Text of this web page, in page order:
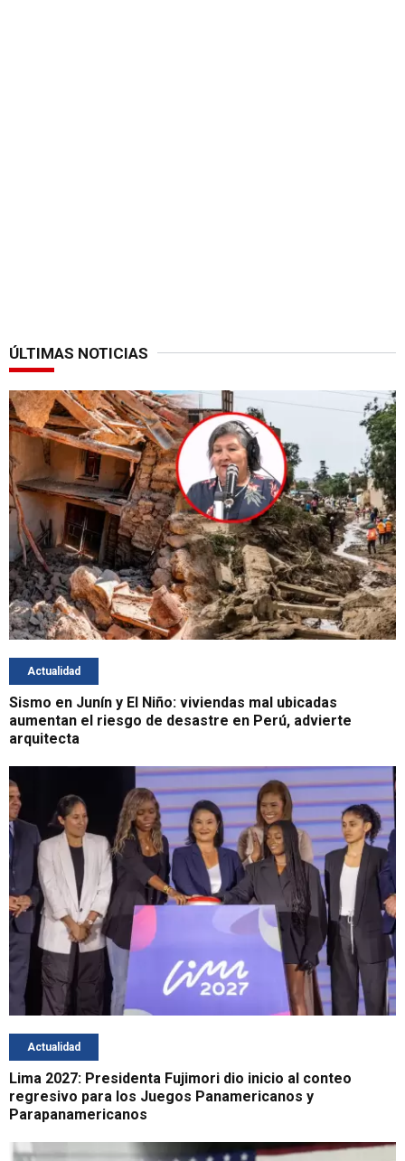
ÚLTIMAS NOTICIAS
Actualidad
Sismo en Junín y El Niño: viviendas mal ubicadas
aumentan el riesgo de desastre en Perú, advierte
arquitecta
Actualidad
Lima 2027: Presidenta Fujimori dio inicio al conteo
regresivo para los Juegos Panamericanos y
Parapanamericanos